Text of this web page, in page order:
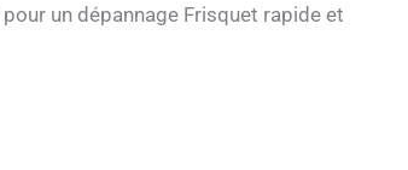
pour un dépannage Frisquet rapide et